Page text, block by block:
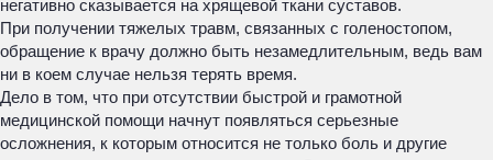
негативно сказывается на хрящевой ткани суставов.
При получении тяжелых травм, связанных с голеностопом,
обращение к врачу должно быть незамедлительным, ведь вам
ни в коем случае нельзя терять время.
Дело в том, что при отсутствии быстрой и грамотной
медицинской помощи начнут появляться серьезные
осложнения, к которым относится не только боль и другие